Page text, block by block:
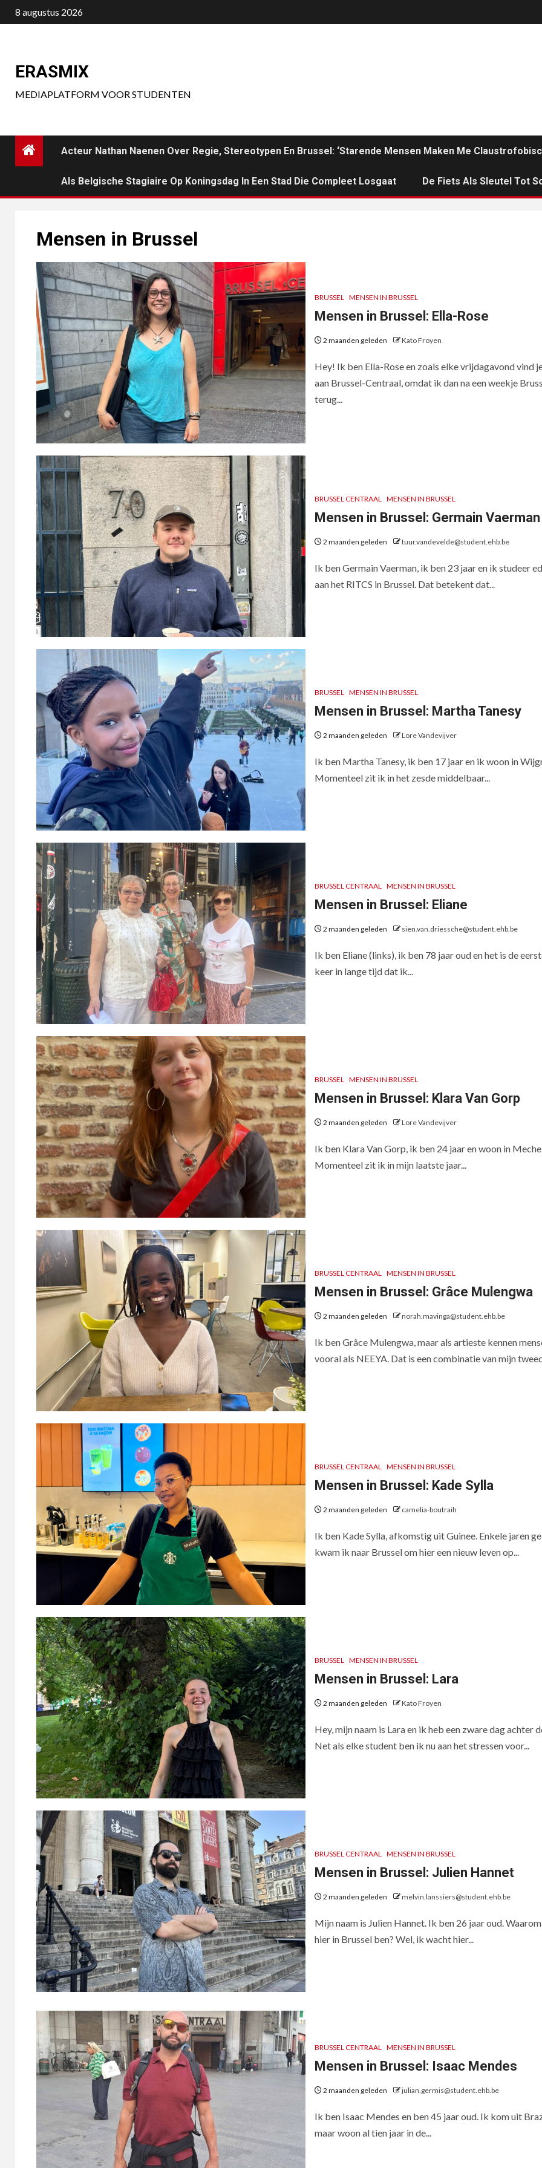
naar
8 augustus 2026
ERASMIX
MEDIAPLATFORM VOOR STUDENTEN
Acteur Nathan Naenen Over Regie, Stereotypen En Brussel: ‘Starende Mensen Maken Me
Als Belgische Stagiaire Op Koningsdag In Een Stad Die Compleet Losgaat De Fiets Als Sleutel Tot
Mensen in Brussel
BRUSSEL MENSEN IN BRUSSEL
Mensen in Brussel: Ella-Rose
2 maanden geleden Kato Froyen
Hey! Ik ben Ella-Rose en zoals elke vrijdagavond vind
aan Brussel-Centraal, omdat ik dan na een weekje
terug...
BRUSSEL CENTRAAL MENSEN IN BRUSSEL
Mensen in Brussel: Germain Vaerman
2 maanden geleden tuur.vandevelde@student.ehb.be
Ik ben Germain Vaerman, ik ben 23 jaar en ik studeer
aan het RITCS in Brussel. Dat betekent dat...
BRUSSEL MENSEN IN BRUSSEL
Mensen in Brussel: Martha Tanesy
2 maanden geleden Lore Vandevijver
Ik ben Martha Tanesy, ik ben 17 jaar en ik woon in
Momenteel zit ik in het zesde middelbaar...
BRUSSEL CENTRAAL MENSEN IN BRUSSEL
Mensen in Brussel: Eliane
2 maanden geleden sien.van.driessche@student.ehb.be
Ik ben Eliane (links), ik ben 78 jaar oud en het is de
keer in lange tijd dat ik...
BRUSSEL MENSEN IN BRUSSEL
Mensen in Brussel: Klara Van Gorp
2 maanden geleden Lore Vandevijver
Ik ben Klara Van Gorp, ik ben 24 jaar en woon in
Momenteel zit ik in mijn laatste jaar...
BRUSSEL CENTRAAL MENSEN IN BRUSSEL
Mensen in Brussel: Grâce Mulengwa
2 maanden geleden norah.mavinga@student.ehb.be
Ik ben Grâce Mulengwa, maar als artieste kennen
vooral als NEEYA. Dat is een combinatie van mijn
BRUSSEL CENTRAAL MENSEN IN BRUSSEL
Mensen in Brussel: Kade Sylla
2 maanden geleden camelia-boutraih
Ik ben Kade Sylla, afkomstig uit Guinee. Enkele jaren
kwam ik naar Brussel om hier een nieuw leven op...
BRUSSEL MENSEN IN BRUSSEL
Mensen in Brussel: Lara
2 maanden geleden Kato Froyen
Hey, mijn naam is Lara en ik heb een zware dag achter
Net als elke student ben ik nu aan het stressen voor...
BRUSSEL CENTRAAL MENSEN IN BRUSSEL
Mensen in Brussel: Julien Hannet
2 maanden geleden melvin.lanssiers@student.ehb.be
Mijn naam is Julien Hannet. Ik ben 26 jaar oud.
hier in Brussel ben? Wel, ik wacht hier...
BRUSSEL CENTRAAL MENSEN IN BRUSSEL
Mensen in Brussel: Isaac Mendes
2 maanden geleden julian.germis@student.ehb.be
Ik ben Isaac Mendes en ben 45 jaar oud. Ik kom uit
maar woon al tien jaar in de...